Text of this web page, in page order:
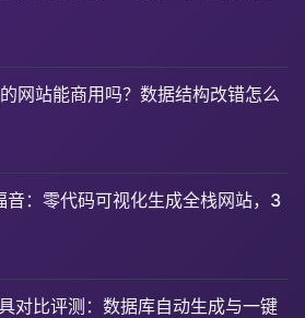
网站能商用吗？数据结构改错怎么
音：零代码可视化生成全栈网站，3
对比评测：数据库自动生成与一键